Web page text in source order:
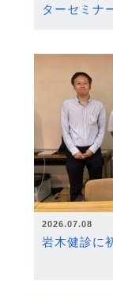
ターセミナ
2026.07.08
岩木健診に